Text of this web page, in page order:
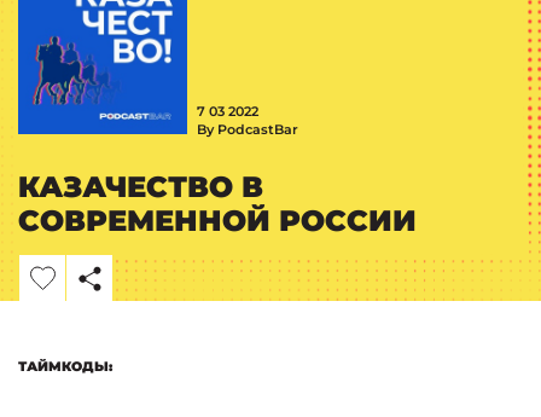
7 03 2022
By PodcastBar
КАЗАЧЕСТВО В
СОВРЕМЕННОЙ РОССИИ
ТАЙМКОДЫ: